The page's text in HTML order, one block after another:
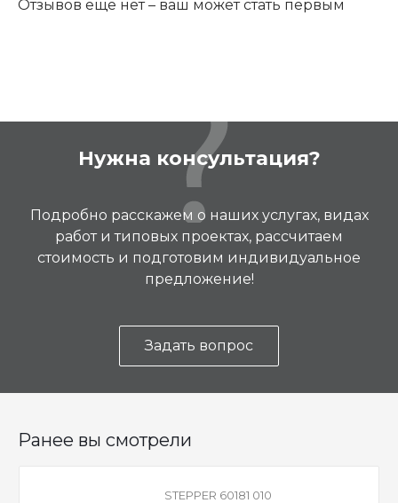
Отзывов ещё нет – ваш может стать первым
Нужна консультация?
Подробно расскажем о наших услугах, видах
работ и типовых проектах, рассчитаем
стоимость и подготовим индивидуальное
предложение!
Задать вопрос
Ранее вы смотрели
STEPPER 60181 010